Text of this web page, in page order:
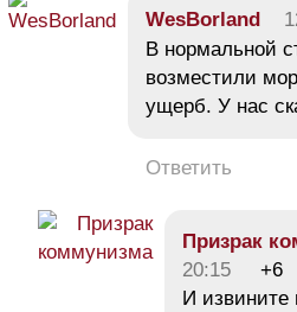
WesBorland
В нормальной
возместили
ущерб. У нас
Ответить
Призрак
20:15
+6
И извините